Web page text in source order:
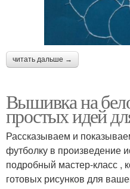
читать дальше →
Вышивка на
простых идей
Рассказываем и
футболку в произведение
подробный мастер-класс ,
готовых рисунков для